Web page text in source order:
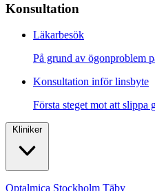
Konsultation
Läkarbesök
På grund av ögonproblem
Konsultation inför linsbyte
Första steget mot att slippa
Kliniker
Optalmica Stockholm Täby